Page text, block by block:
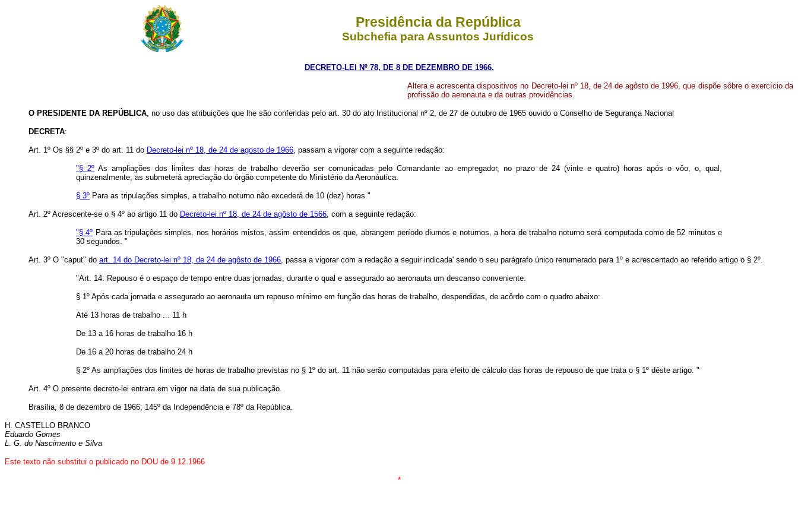
Presidência da República
Subchefia para Assuntos Jurídicos
DECRETO-LEI Nº 78, DE 8 DE DEZEMBRO DE 1966.
Altera e acrescenta dispositivos no Decreto-lei nº 18, de 24 de agôsto de 1996, que dispõe sôbre o exercício da
profissão do aeronauta e da outras providências.
O PRESIDENTE DA REPÚBLICA, no uso das atribuições que lhe são conferidas pelo art. 30 do ato Institucional nº 2, de 27 de outubro de 1965 ouvido o Conselho de Segurança Nacional
DECRETA:
Art. 1º Os §§ 2º e 3º do art. 11 do Decreto-lei nº 18, de 24 de agosto de 1966, passam a vigorar com a seguinte redação:
"§ 2º As ampliações dos limites das horas de trabalho deverão ser comunicadas pelo Comandante ao empregador, no prazo de 24 (vinte e quatro) horas após o vôo, o, qual,
quinzenalmente, as submeterá apreciação do órgão competente do Ministério da Aeronáutica.
§ 3º Para as tripulações simples, a trabalho noturno não excederá de 10 (dez) horas."
Art. 2º Acrescente-se o § 4º ao artigo 11 do Decreto-lei nº 18, de 24 de agôsto de 1566, com a seguinte redação:
"§ 4º Para as tripulações simples, nos horários mistos, assim entendidos os que, abrangem período diurnos e noturnos, a hora de trabalho noturno será computada como de 52 minutos e
30 segundos. "
Art. 3º O "caput" do art. 14 do Decreto-lei nº 18, de 24 de agôsto de 1966, passa a vigorar com a redação a seguir indicada' sendo o seu parágrafo único renumerado para 1º e acrescentado ao referido artigo o § 2º.
"Art. 14. Repouso é o espaço de tempo entre duas jornadas, durante o qual e assegurado ao aeronauta um descanso conveniente.
§ 1º Após cada jornada e assegurado ao aeronauta um repouso mínimo em função das horas de trabalho, despendidas, de acôrdo com o quadro abaixo:
Até 13 horas de trabalho ... 11 h
De 13 a 16 horas de trabalho 16 h
De 16 a 20 horas de trabalho 24 h
§ 2º As ampliações dos limites de horas de trabalho previstas no § 1º do art. 11 não serão computadas para efeito de cálculo das horas de repouso de que trata o § 1º dêste artigo. "
Art. 4º O presente decreto-lei entrara em vigor na data de sua publicação.
Brasília, 8 de dezembro de 1966; 145º da Independência e 78º da República.
H. CASTELLO BRANCO
Eduardo Gomes
L. G. do Nascimento e Silva
Este texto não substitui o publicado no DOU de 9.12.1966
*